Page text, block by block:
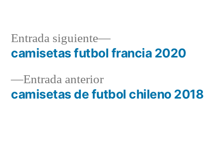
Navegación
deEntrada anteriorEntrada
anterior:
camisetas de futbol chileno 2018
Entrada siguiente
Entrada
siguiente:
camisetas futbol francia 2020